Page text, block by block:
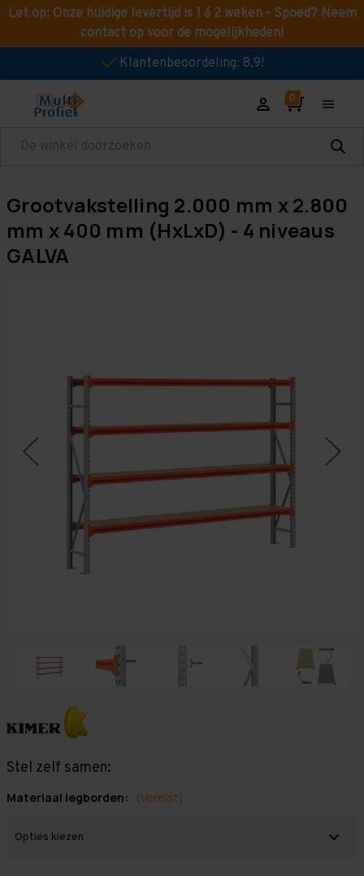
Let op: Onze huidige levertijd is 1 á 2 weken - Spoed? Neem
contact op voor de mogelijkheden!
Klantenbeoordeling: 8,9!
Zoeken
Grootvakstelling 2.000 mm x 2.800
mm x 400 mm (HxLxD) - 4 niveaus
GALVA
Stel zelf samen:
Materiaal legborden: (Vereist)